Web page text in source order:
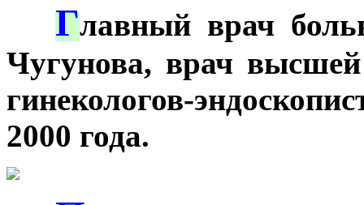
Главный врач
Чугунова, врач
гинекологов-
2000 года.